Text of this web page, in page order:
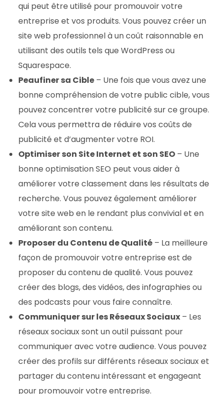
qui peut être utilisé pour promouvoir votre
entreprise et vos produits. Vous pouvez créer un
site web professionnel à un coût raisonnable en
utilisant des outils tels que WordPress ou
Squarespace.
Peaufiner sa Cible – Une fois que vous avez une
bonne compréhension de votre public cible, vous
pouvez concentrer votre publicité sur ce groupe.
Cela vous permettra de réduire vos coûts de
publicité et d’augmenter votre ROI.
Optimiser son Site Internet et son SEO – Une
bonne optimisation SEO peut vous aider à
améliorer votre classement dans les résultats de
recherche. Vous pouvez également améliorer
votre site web en le rendant plus convivial et en
améliorant son contenu.
Proposer du Contenu de Qualité – La meilleure
façon de promouvoir votre entreprise est de
proposer du contenu de qualité. Vous pouvez
créer des blogs, des vidéos, des infographies ou
des podcasts pour vous faire connaître.
Communiquer sur les Réseaux Sociaux – Les
réseaux sociaux sont un outil puissant pour
communiquer avec votre audience. Vous pouvez
créer des profils sur différents réseaux sociaux et
partager du contenu intéressant et engageant
pour promouvoir votre entreprise.